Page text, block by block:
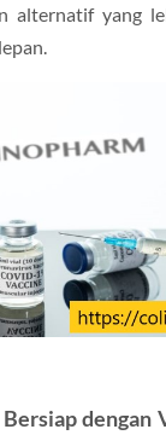
alternatif yang
dengan